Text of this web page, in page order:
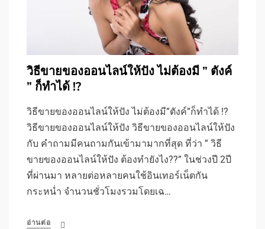
วิธีขายของออนไลน์ให้ปัง ไม่ต้องมี ” ตังค์
” ก็ทำได้ !?
วิธีขายของออนไลน์ให้ปัง ไม่ต้องมี”ตังค์”ก็ทำได้ !?
วิธีขายของออนไลน์ให้ปัง วิธีขายของออนไลน์ให้ปัง
กับ คำถามมีคนถามกันเข้ามามากที่สุด ที่ว่า ” วิธี
ขายของออนไลน์ให้ปัง ต้องทำยังไง??” ในช่วงปี 2ปี
ที่ผ่านมา หลายต่อหลายคนใช้อินเทอร์เน็ตกัน
กระหน่ำ จำนวนชั่วโมงรวมโดยเฉ…
อ่านต่อ